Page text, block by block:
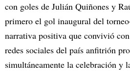
con goles de Julián Quiñones y
primero el gol inaugural del
narrativa positiva que convivió
redes sociales del país anfitrión
simultáneamente la celebración y